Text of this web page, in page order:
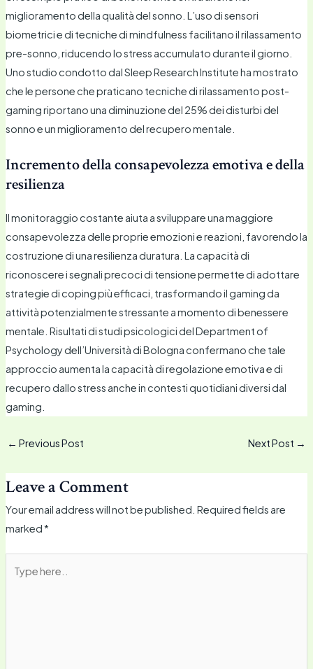
miglioramento della qualità del sonno. L’uso di sensori
biometrici e di tecniche di mindfulness facilitano il rilassamento
pre-sonno, riducendo lo stress accumulato durante il giorno.
Uno studio condotto dal Sleep Research Institute ha mostrato
che le persone che praticano tecniche di rilassamento post-
gaming riportano una diminuzione del 25% dei disturbi del
sonno e un miglioramento del recupero mentale.
Incremento della consapevolezza emotiva e della
resilienza
Il monitoraggio costante aiuta a sviluppare una maggiore
consapevolezza delle proprie emozioni e reazioni, favorendo la
costruzione di una resilienza duratura. La capacità di
riconoscere i segnali precoci di tensione permette di adottare
strategie di coping più efficaci, trasformando il gaming da
attività potenzialmente stressante a momento di benessere
mentale. Risultati di studi psicologici del Department of
Psychology dell’Università di Bologna confermano che tale
approccio aumenta la capacità di regolazione emotiva e di
recupero dallo stress anche in contesti quotidiani diversi dal
gaming.
← Previous Post Next Post →
Leave a Comment
Your email address will not be published. Required fields are
marked*
here..